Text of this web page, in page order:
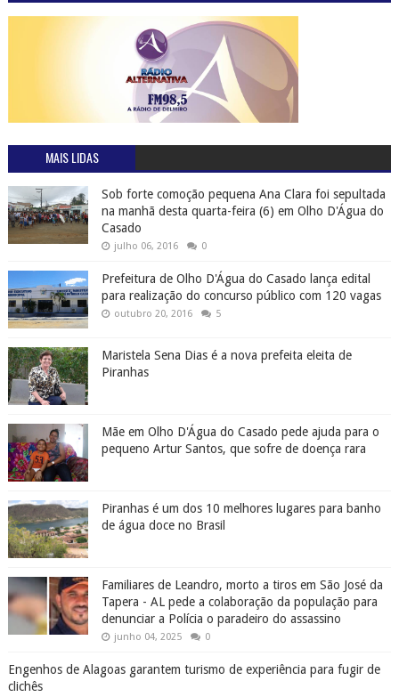
MAIS LIDAS
Sob forte comoção pequena Ana Clara foi sepultada
na manhã desta quarta-feira (6) em Olho D'Água do
Casado
julho 06, 2016 0
Prefeitura de Olho D'Água do Casado lança edital
para realização do concurso público com 120 vagas
outubro 20, 2016 5
Maristela Sena Dias é a nova prefeita eleita de
Piranhas
Mãe em Olho D'Água do Casado pede ajuda para o
pequeno Artur Santos, que sofre de doença rara
Piranhas é um dos 10 melhores lugares para banho
de água doce no Brasil
Familiares de Leandro, morto a tiros em São José da
Tapera - AL pede a colaboração da população para
denunciar a Polícia o paradeiro do assassino
junho 04, 2025 0
Engenhos de Alagoas garantem turismo de experiência para fugir de
clichês